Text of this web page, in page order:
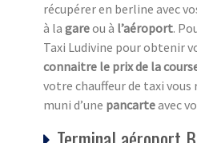
récupérer en berline avec
à la gareou à l’aéroport.
Taxi Ludivine pour obtenir
connaitre le prix de la
votre chauffeur de taxi vous
muni d’une pancarteavec